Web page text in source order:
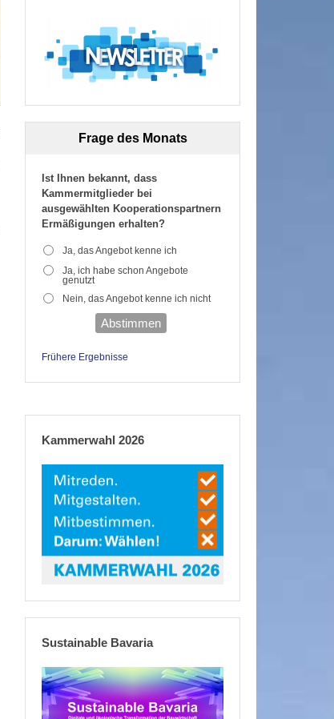
Frage des Monats
Ist Ihnen bekannt, dass
Kammermitglieder bei
ausgewählten Kooperationspartnern
Ermäßigungen erhalten?
Ja, das Angebot kenne ich
Ja, ich habe schon Angebote
genutzt
Nein, das Angebot kenne ich nicht
Abstimmen
Frühere Ergebnisse
Kammerwahl 2026
Sustainable Bavaria